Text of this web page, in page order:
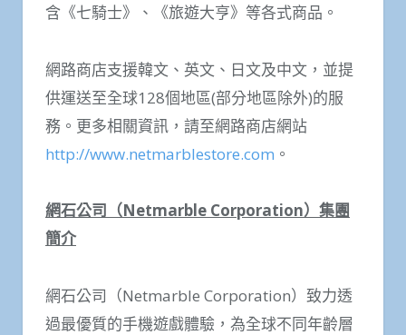
含《七騎士》、《旅遊大亨》等各式商品。
網路商店支援韓文、英文、日文及中文，並提
供運送至全球128個地區(部分地區除外)的服
務。更多相關資訊，請至網路商店網站
http://www.netmarblestore.com 。
網石公司（Netmarble Corporation）集團
簡介
網石公司（Netmarble Corporation）致力透
過最優質的手機遊戲體驗，為全球不同年齡層